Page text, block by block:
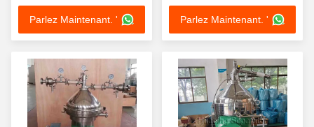
Parlez Maintenant. '
laboratoire
Parlez Maintenant. '